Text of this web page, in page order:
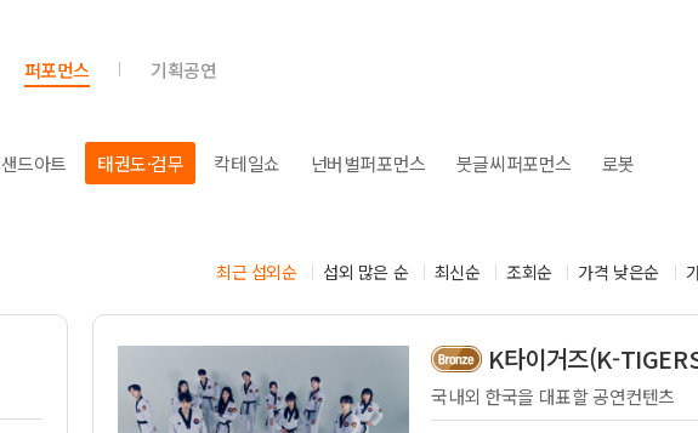
어텐트)
전시부스
VJ
경호
퍼포먼스 기획공연
샌드아트 태권도·검무 칵테일쇼 넌버벌퍼포먼스 붓글씨퍼포먼스 로봇
최근 섭외순 섭외 많은 순 최신순 조회순 가격 낮은순
K타이거즈(K-
국내외 한국을 대표할 공연컨텐츠